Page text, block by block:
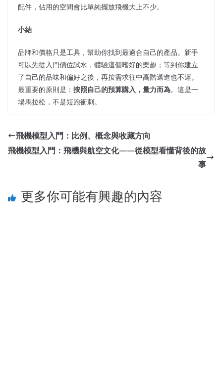
配件，佔用的空間會比單純擺放飛機大上不少。
小結
品牌和價格只是工具，幫助你找到最適合自己的產品。新手
可以先從入門價位試水，體驗這個嗜好的樂趣；等到你建立
了自己的品味和偏好之後，再按需求往中高階邁進也不遲。
最重要的原則是： 按照自己的預算購入，量力而為。這是一
場馬拉松，不是短跑衝刺。
飛機模型入門：比例、概念與收藏方向
飛機模型入門：飛機與航空文化——從模型看懂背後的故
事
更多你可能有興趣的內容